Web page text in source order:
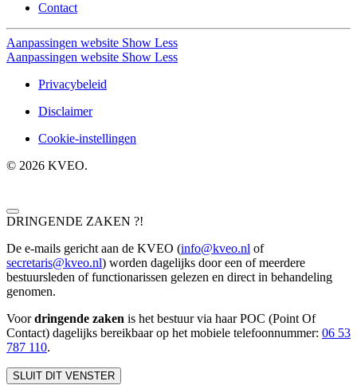
Contact
Aanpassingen website Show Less
Aanpassingen website Show Less
Privacybeleid
Disclaimer
Cookie-instellingen
© 2026 KVEO.
DRINGENDE ZAKEN ?!
De e-mails gericht aan de KVEO (info@kveo.nl of
secretaris@kveo.nl) worden dagelijks door een of meerdere
bestuursleden of functionarissen gelezen en direct in behandeling
genomen.
Voordringende zaken is het bestuur via haar POC (Point Of
Contact) dagelijks bereikbaar op het mobiele telefoonnummer: 06 53
787 110.
SLUIT DIT VENSTER